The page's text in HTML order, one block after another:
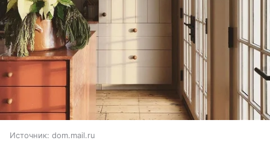
Источник: dom.mail.ru